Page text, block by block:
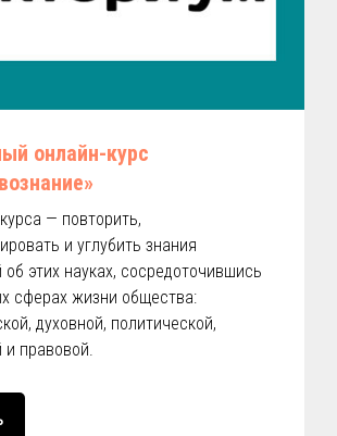
онлайн-курс
— повторить,
и углубить знания
об этих науках, сосредоточившись
сферах жизни общества:
духовной, политической,
и правовой.